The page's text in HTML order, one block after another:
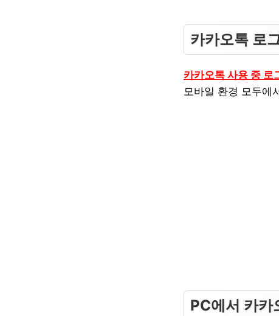
카카오톡 로
카카오톡 사용 중 로
모바일 환경 모두에
PC에서 카카